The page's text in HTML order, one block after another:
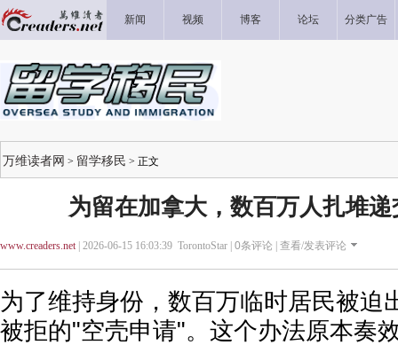
新闻 视频 博客 论坛 分类广告
万维读者网 > 留学移民 > 正文
为留在加拿大，数百万人扎堆
www.creaders.net| 2026-06-15 16:03:39 TorontoStar | 0条评论 | 查看/发表评论
为了维持身份，数百万临时居民被
被拒的"空壳申请"。这个办法原本奏